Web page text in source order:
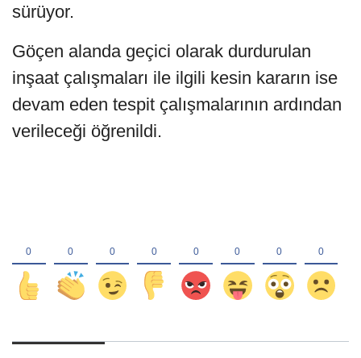
sürüyor.
Göçen alanda geçici olarak durdurulan
inşaat çalışmaları ile ilgili kesin kararın ise
devam eden tespit çalışmalarının ardından
verileceği öğrenildi.